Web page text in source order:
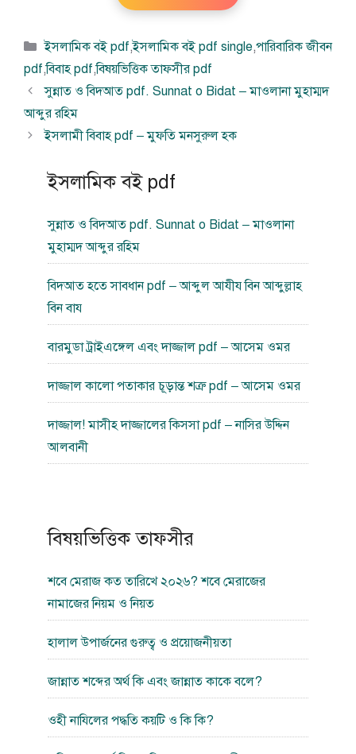
বিভাগ
সমূহ
ইসলামিক বই pdf,ইসলামিক বই pdf single,পারিবারিক জীবন
pdf,বিবাহ pdf,বিষয়ভিত্তিক তাফসীর pdf
সুন্নাত ও বিদআত pdf. Sunnat o Bidat – মাওলানা মুহাম্মদ
আব্দুর রহিম
ইসলামী বিবাহ pdf – মুফতি মনসুরুল হক
ইসলামিক বই pdf
সুন্নাত ও বিদআত pdf. Sunnat o Bidat – মাওলানা
মুহাম্মদ আব্দুর রহিম
বিদআত হতে সাবধান pdf – আব্দুল আযীয বিন আব্দুল্লাহ
বিন বায
বারমুডা ট্রাইএঙ্গেল এবং দাজ্জাল pdf – আসেম ওমর
দাজ্জাল কালো পতাকার চূড়ান্ত শত্রু pdf – আসেম ওমর
দাজ্জাল! মাসীহ দাজ্জালের কিসসা pdf – নাসির উদ্দিন
আলবানী
বিষয়ভিত্তিক তাফসীর
শবে মেরাজ কত তারিখে ২০২৬? শবে মেরাজের
নামাজের নিয়ম ও নিয়ত
হালাল উপার্জনের গুরুত্ব ও প্রয়োজনীয়তা
জান্নাত শব্দের অর্থ কি এবং জান্নাত কাকে বলে?
ওহী নাযিলের পদ্ধতি কয়টি ও কি কি?